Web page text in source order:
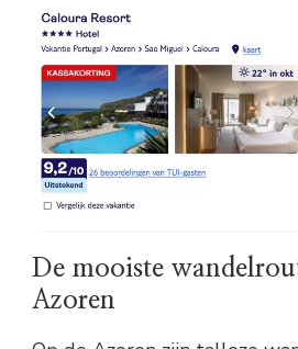
De mooiste
Azoren